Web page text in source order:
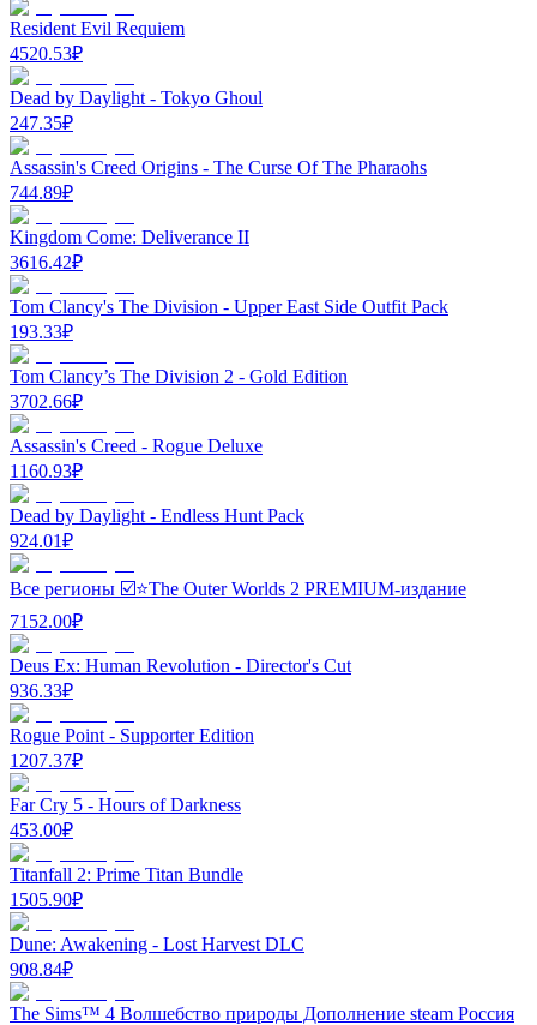
Resident Evil Requiem
4520.53₽
Dead by Daylight - Tokyo Ghoul
247.35₽
Assassin's Creed Origins - The Curse Of The Pharaohs
744.89₽
Kingdom Come: Deliverance II
3616.42₽
Tom Clancy's The Division - Upper East Side Outfit Pack
193.33₽
Tom Clancy’s The Division 2 - Gold Edition
3702.66₽
Assassin's Creed - Rogue Deluxe
1160.93₽
Dead by Daylight - Endless Hunt Pack
924.01₽
Все регионы ☑️⭐The Outer Worlds 2 PREMIUM-издание
7152.00₽
Deus Ex: Human Revolution - Director's Cut
936.33₽
Rogue Point - Supporter Edition
1207.37₽
Far Cry 5 - Hours of Darkness
453.00₽
Titanfall 2: Prime Titan Bundle
1505.90₽
Dune: Awakening - Lost Harvest DLC
908.84₽
The Sims™ 4 Волшебство природы Дополнение steam Роcсия